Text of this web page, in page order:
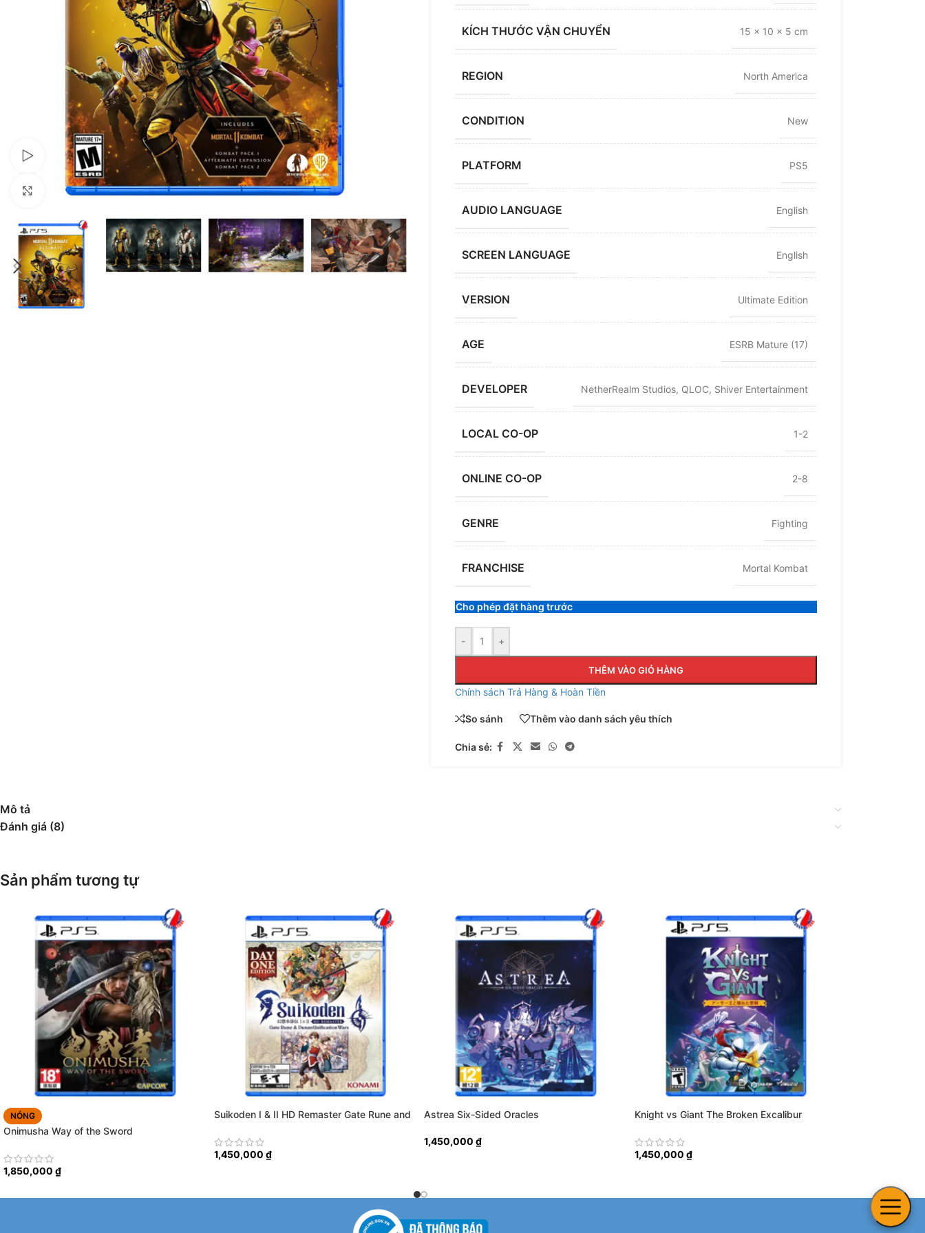
Xem video
Nhấp để phóng to
KÍCH THƯỚC VẬN CHUYỂN 15 × 10 × 5 cm
REGION North America
CONDITION New
PLATFORM PS5
AUDIO LANGUAGE English
SCREEN LANGUAGE English
VERSION Ultimate Edition
AGE ESRB Mature (17)
DEVELOPER NetherRealm Studios, QLOC, Shiver Entertainment
LOCAL CO-OP 1-2
ONLINE CO-OP 2-8
GENRE Fighting
FRANCHISE Mortal Kombat
Cho phép đặt hàng trước
- +
THÊM VÀO GIỎ HÀNG
Chính sách Trả Hàng & Hoàn Tiền
So sánh Thêm vào danh sách yêu thích
Chia sẻ:
Mô tả
Đánh giá (8)
Sản phẩm tương tự
NÓNG
Onimusha Way of the Sword
1,850,000 ₫
Suikoden I & II HD Remaster Gate Rune and
1,450,000 ₫
Astrea Six-Sided Oracles
1,450,000 ₫
Knight vs Giant The Broken Excalibur
1,450,000 ₫